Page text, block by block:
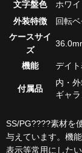
文字盤色
ホワイ
外装特徴
回転
ケースサイ
ズ
機能 デイ
付属品
内・
ギャ
SS/PG????素材を
与えています。機
表示等常用にしたい